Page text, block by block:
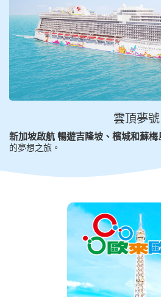
雲頂夢號
新加坡啟航 暢遊吉隆坡、檳城和蘇梅
的夢想之旅。